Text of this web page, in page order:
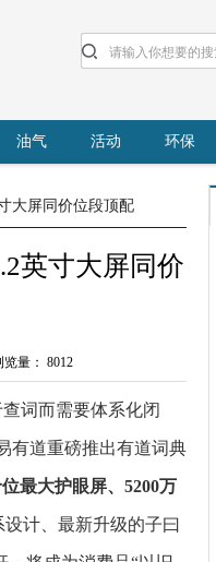
油气 活动 环保
大屏同价位段顶配
英寸大屏同价
量： 8012
词而需要体系化闭
有道重磅推出有道词典
最大护眼屏、5200万
计、最新升级的子曰